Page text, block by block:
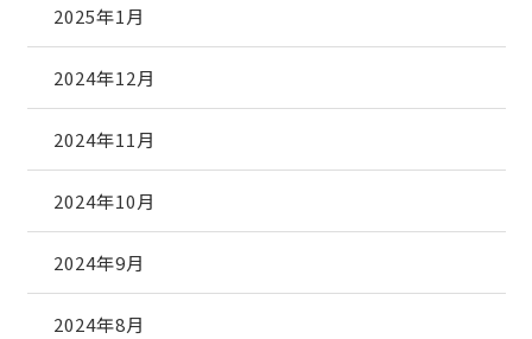
2025年1月
2024年12月
2024年11月
2024年10月
2024年9月
2024年8月